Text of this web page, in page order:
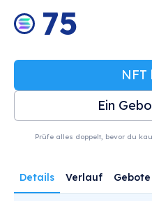
75
NFT
Ein
Prüfe alles doppelt, bevor du
Details Verlauf Gebote